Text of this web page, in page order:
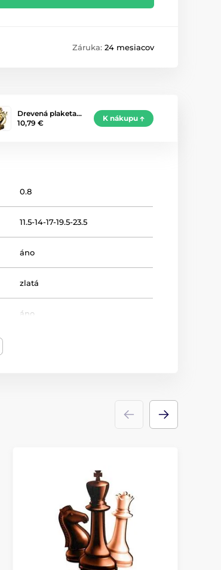
Záruka: 24 mesiacov
Drevená plaketa…
10,79 €
K nákupu
0.8
11.5-14-17-19.5-23.5
áno
zlatá
áno